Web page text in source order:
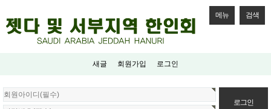
메뉴 검색
새글 회원가입 로그인
회
원